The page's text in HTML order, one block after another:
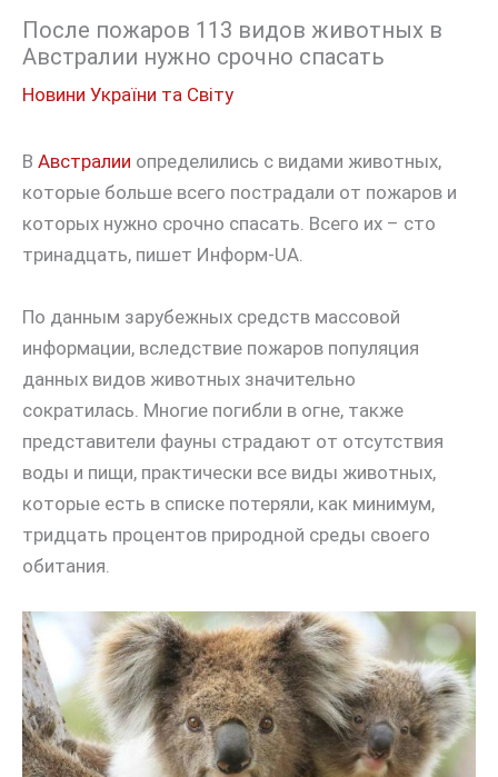
После пожаров 113 видов животных в
Австралии нужно срочно спасать
Новини України та Світу
В Австралии определились с видами животных,
которые больше всего пострадали от пожаров и
которых нужно срочно спасать. Всего их – сто
тринадцать, пишет Информ-UA.
По данным зарубежных средств массовой
информации, вследствие пожаров популяция
данных видов животных значительно
сократилась. Многие погибли в огне, также
представители фауны страдают от отсутствия
воды и пищи, практически все виды животных,
которые есть в списке потеряли, как минимум,
тридцать процентов природной среды своего
обитания.